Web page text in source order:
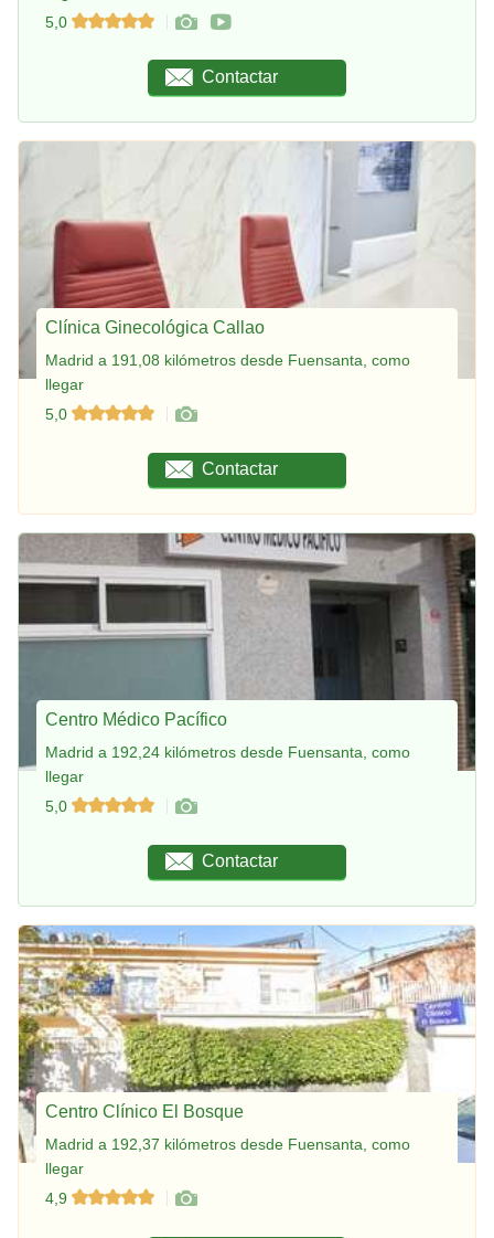
5,0
Contactar
Clínica Ginecológica Callao
Madrid a 191,08 kilómetros desde Fuensanta, como
llegar
5,0
Contactar
Centro Médico Pacífico
Madrid a 192,24 kilómetros desde Fuensanta, como
llegar
5,0
Contactar
Centro Clínico El Bosque
Madrid a 192,37 kilómetros desde Fuensanta, como
llegar
4,9